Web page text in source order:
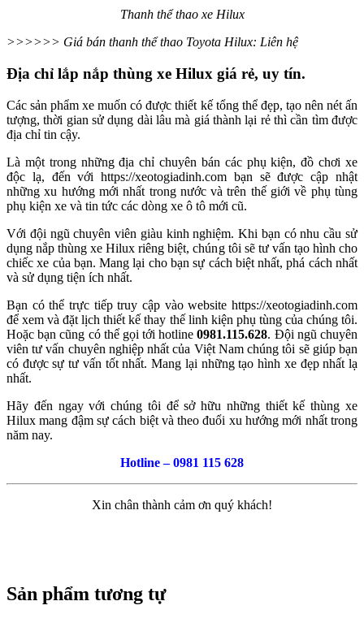
Thanh thể thao xe Hilux
>>>>>> Giá bán thanh thể thao Toyota Hilux: Liên hệ
Địa chỉ lắp nắp thùng xe Hilux giá rẻ, uy tín.
Các sản phẩm xe muốn có được thiết kế tổng thể đẹp, tạo nên nét ấn
tượng, thời gian sử dụng dài lâu mà giá thành lại rẻ thì cần tìm được
địa chỉ tin cậy.
Là một trong những địa chỉ chuyên bán các phụ kiện, đồ chơi xe
độc lạ, đến với https://xeotogiadinh.com bạn sẽ được cập nhật
những xu hướng mới nhất trong nước và trên thế giới về phụ tùng
phụ kiện xe và tin tức các dòng xe ô tô mới cũ.
Với đội ngũ chuyên viên giàu kinh nghiệm. Khi bạn có nhu cầu sử
dụng nắp thùng xe Hilux riêng biệt, chúng tôi sẽ tư vấn tạo hình cho
chiếc xe của bạn. Mang lại cho bạn sự cách biệt nhất, phá cách nhất
và sử dụng tiện ích nhất.
Bạn có thể trực tiếp truy cập vào website https://xeotogiadinh.com
để xem và đặt lịch thiết kế thay thế linh kiện phụ tùng của chúng tôi.
Hoặc bạn cũng có thể gọi tới hotline0981.115.628. Đội ngũ chuyên
viên tư vấn chuyên nghiệp nhất của Việt Nam chúng tôi sẽ giúp bạn
có được sự tư vấn tốt nhất. Mang lại những tạo hình xe đẹp nhất lạ
nhất.
Hãy đến ngay với chúng tôi để sở hữu những thiết kế thùng xe
Hilux mang đậm sự cách biệt và theo đuổi xu hướng mới nhất trong
năm nay.
Hotline – 0981 115 628
Xin chân thành cảm ơn quý khách!
Sản phẩm tương tự